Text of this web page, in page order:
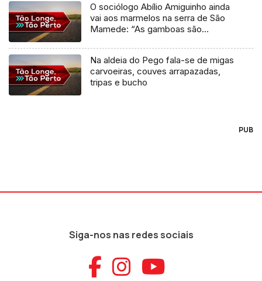
O sociólogo Abílio Amiguinho ainda
vai aos marmelos na serra de São
Mamede: “As gamboas são
Na aldeia do Pego fala-se de migas
carvoeiras, couves arrapazadas,
tripas e bucho
PUB
Siga-nos nas redes sociais
Aceder ao
Aceder ao
Aceder